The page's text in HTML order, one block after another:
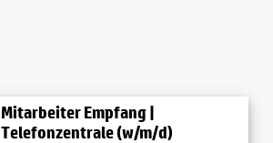
Mitarbeiter Empfang |
Telefonzentrale (w/m/d)